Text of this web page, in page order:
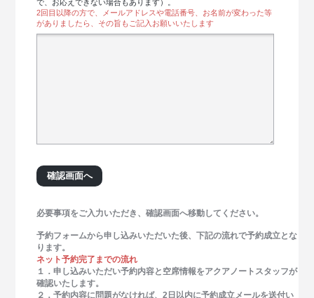
で、お応えできない場合もあります）。
2回目以降の方で、メールアドレスや電話番号、お名前が変わった等
がありましたら、その旨もご記入お願いいたします
必要事項をご入力いただき、確認画面へ移動してください。
予約フォームから申し込みいただいた後、下記の流れで予約成立とな
ります。
ネット予約完了までの流れ
１．申し込みいただい予約内容と空席情報をアクアノートスタッフが
確認いたします。
２．予約内容に問題がなければ、2日以内に予約成立メールを送付い